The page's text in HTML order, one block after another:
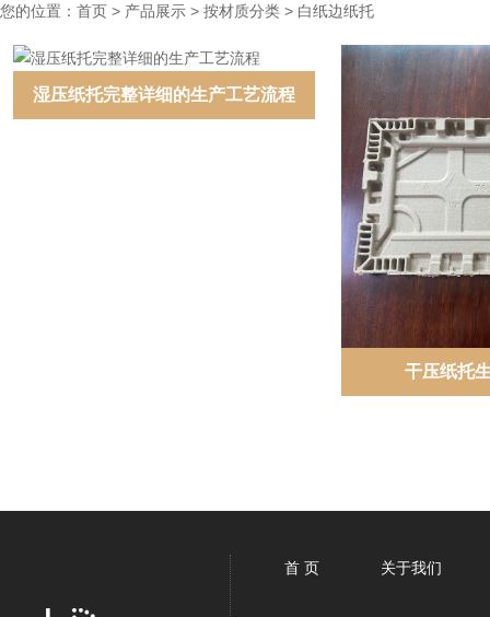
类：
您的位置： 首页 > 产品展示 > 按材质分类 > 白纸边纸托
湿压纸托完整详细的生产工艺流程
干压纸托
首 页 关于我们